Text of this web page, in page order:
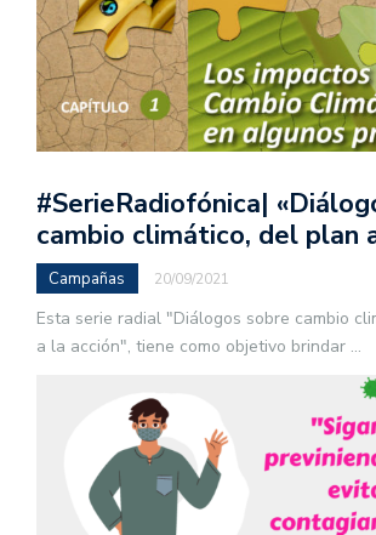
#SerieRadiofónica|
cambio climático, del plan
Campañas 20/09/2021
Esta serie radial "Diálogos sobre cambio
a la acción", tiene como objetivo brindar ...